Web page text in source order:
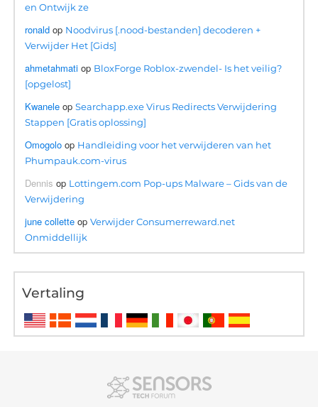
en Ontwijk ze
ronald op Noodvirus [.nood-bestanden] decoderen +
Verwijder Het [Gids]
ahmetahmati op BloxForge Roblox-zwendel- Is het veilig?
[opgelost]
Kwanele opSearchapp.exe Virus Redirects Verwijdering
Stappen [Gratis oplossing]
Omogolo op Handleiding voor het verwijderen van het
Phumpauk.com-virus
Dennis op Lottingem.com Pop-ups Malware – Gids van de
Verwijdering
june collette opVerwijder Consumerreward.net
Onmiddellijk
Vertaling